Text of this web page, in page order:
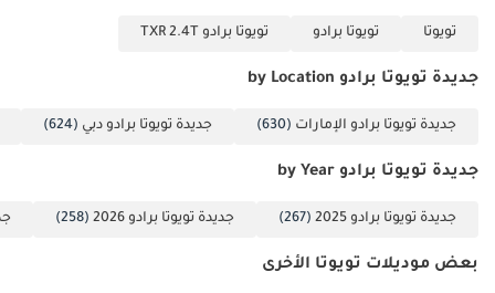
تويوتا تويوتا برادو تويوتا برادو TXR 2.4T
جديدة تويوتا برادو by Location
جديدة تويوتا برادو الإمارات (630) جديدة تويوتا برادو دبي (624)
جديدة تويوتا برادو by Year
جديدة تويوتا برادو 2025 (267) جديدة تويوتا برادو 2026 (258)
بعض موديلات تويوتا الأخرى